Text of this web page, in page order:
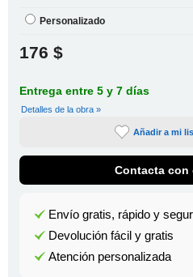
Personalizado
176 $
Entrega entre 5 y 7 días
Detalles de la obra »
Añadir a mi
Contacta con
Envío gratis, rápido y
Devolución fácil y gratis
Atención personalizada